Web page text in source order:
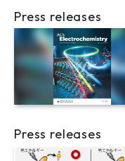
Press releases
Press releases